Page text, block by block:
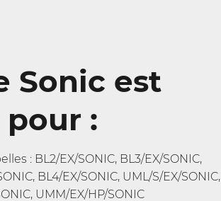
Sonic est
:
: BL2/EX/SONIC, BL3/EX/SONIC,
BL4/EX/SONIC, UML/S/EX/SONIC,
UMM/EX/HP/SONIC